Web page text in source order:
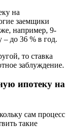
на
заемщики
например, 9-
– до 36 % в год.
то ставка
заблуждение.
ипотеку на
сам процесс
такие